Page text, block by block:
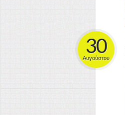
30
Αυγούστου